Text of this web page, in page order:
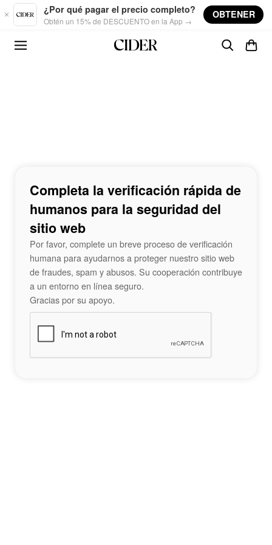
Skip to main content
¿Por qué pagar el precio completo?
Obtén un 15% de DESCUENTO en la App →
OBTENER
Completa la verificación rápida de
humanos para la seguridad del
sitio web
Por favor, complete un breve proceso de verificación
humana para ayudarnos a proteger nuestro sitio web
de fraudes, spam y abusos. Su cooperación contribuye
a un entorno en línea seguro.
Gracias por su apoyo.